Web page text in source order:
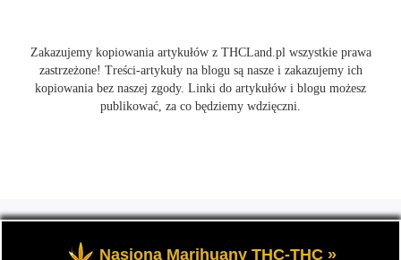
Zakazujemy kopiowania artykułów z THCLand.pl wszystkie prawa
zastrzeżone! Treści-artykuły na blogu są nasze i zakazujemy ich
kopiowania bez naszej zgody. Linki do artykułów i blogu możesz
publikować, za co będziemy wdzięczni.
informacje na temat marihuany, konopi i cannabis oraz THC a
Nasiona Marihuany THC-THC »